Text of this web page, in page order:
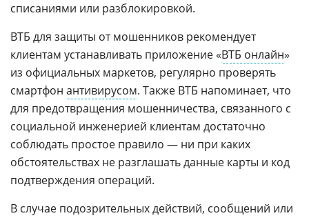
списаниями или разблокировкой.
ВТБ для защиты от мошенников рекомендует
клиентам устанавливать приложение «ВТБ онлайн»
из официальных маркетов, регулярно проверять
смартфон антивирусом. Также ВТБ напоминает, что
для предотвращения мошенничества, связанного с
социальной инженерией клиентам достаточно
соблюдать простое правило — ни при каких
обстоятельствах не разглашать данные карты и код
подтверждения операций.
В случае подозрительных действий, сообщений или